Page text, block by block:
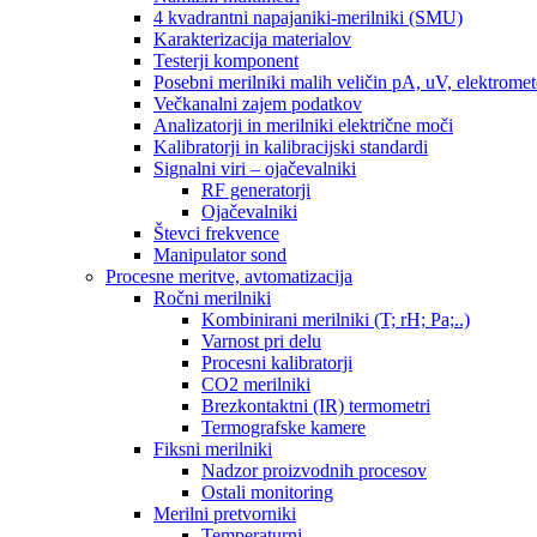
4 kvadrantni napajaniki-merilniki (SMU)
Karakterizacija materialov
Testerji komponent
Posebni merilniki malih veličin pA, uV,
Večkanalni zajem podatkov
Analizatorji in merilniki električne moči
Kalibratorji in kalibracijski standardi
Signalni viri – ojačevalniki
RF generatorji
Ojačevalniki
Števci frekvence
Manipulator sond
Procesne meritve, avtomatizacija
Ročni merilniki
Kombinirani merilniki (T; rH; Pa;..)
Varnost pri delu
Procesni kalibratorji
CO2 merilniki
Brezkontaktni (IR) termometri
Termografske kamere
Fiksni merilniki
Nadzor proizvodnih procesov
Ostali monitoring
Merilni pretvorniki